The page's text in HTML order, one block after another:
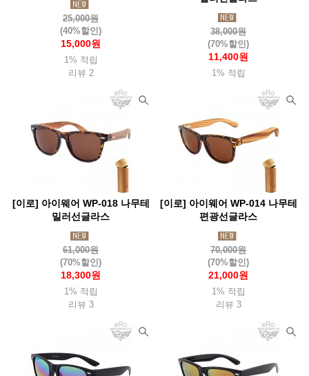
25,000원
(40%할인)
15,000원
1% 적립
리뷰 2
38,000원
(70%할인)
11,400원
1% 적립
[이로] 아이웨어 WP-018 나무테
밀러선글라스
61,000원
(70%할인)
18,300원
1% 적립
리뷰 3
[이로] 아이웨어 WP-014 나무테
편광선글라스
70,000원
(70%할인)
21,000원
1% 적립
리뷰 3